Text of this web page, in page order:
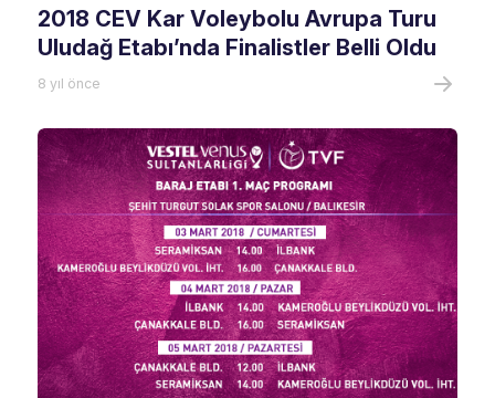
2018 CEV Kar Voleybolu Avrupa Turu
Uludağ Etabı’nda Finalistler Belli Oldu
8 yıl önce